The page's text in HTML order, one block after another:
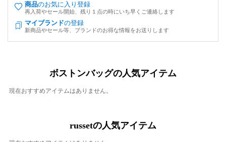
商品のお気に入り登録
再入荷やセール開始、残り１点の時にいち早くご連絡します
マイブランドの登録
新商品やセール等、ブランドのお得な情報をお送りします
ボストンバッグの人気アイテム
現在おすすめアイテムはありません。
russetの人気アイテム